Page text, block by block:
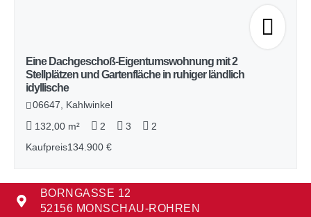
Eine Dachgeschoß-Eigentumswohnung mit 2
Stellplätzen und Gartenfläche in ruhiger ländlich
idyllische
06647, Kahlwinkel
132,00 m²
2 3
2
Kaufpreis134.900 €
BORNGASSE 12
52156 MONSCHAU-ROHREN